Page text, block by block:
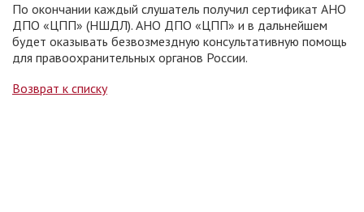
По окончании каждый слушатель получил сертификат АНО
ДПО «ЦПП» (НШДЛ). АНО ДПО «ЦПП» и в дальнейшем
будет оказывать безвозмездную консультативную помощь
для правоохранительных органов России.
Возврат к списку